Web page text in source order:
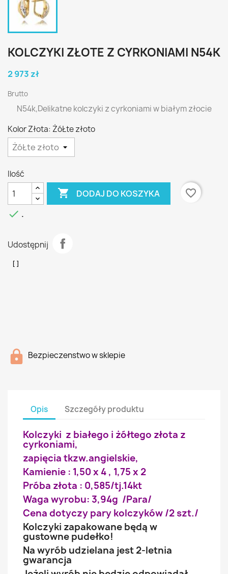
KOLCZYKI ZŁOTE Z CYRKONIAMI N54K
2 973 zł
Brutto
N54k,Delikatne kolczyki z cyrkoniami w białym złocie
Kolor Złota: ŻóŁte złoto
Ilość
 DODAJ DO KOSZYKA
favorite_border
 .
Udostępnij
Bezpieczenstwo w sklepie
Opis Szczegóły produktu
Kolczyki z białego i żółtego złota z
cyrkoniami,
zapięcia tkzw.angielskie,
Kamienie : 1,50 x 4 , 1,75 x 2
Próba złota : 0,585/tj.14kt
Waga wyrobu: 3,94g /Para/
Cena dotyczy pary kolczyków /2 szt./
Kolczyki zapakowane będą w
gustowne pudełko!
Na wyrób udzielana jest 2-letnia
gwarancja